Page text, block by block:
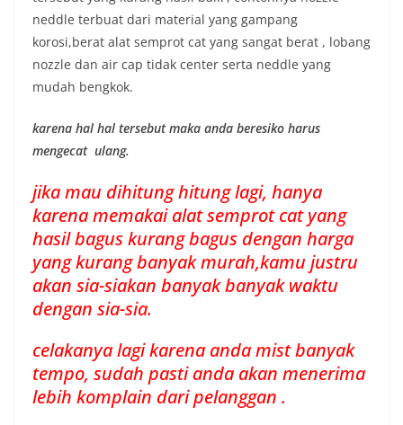
neddle terbuat dari material yang gampang
korosi,berat alat semprot cat yang sangat berat , lobang
nozzle dan air cap tidak center serta neddle yang
mudah bengkok.
karena hal hal tersebut maka anda beresiko harus
mengecat ulang.
jika mau dihitung hitung lagi, hanya
karena memakai alat semprot cat yang
hasil bagus kurang bagus dengan harga
yang kurang banyak murah,kamu justru
akan sia-siakan banyak banyak waktu
dengan sia-sia.
celakanya lagi karena anda mist banyak
tempo, sudah pasti anda akan menerima
lebih komplain dari pelanggan .